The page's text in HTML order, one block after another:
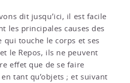
dit jusqu’ici, il est facile
les principales causes des
qui touche le corps et ses
le Repos, ils ne peuvent
effet que de se faire
tant qu’objets ; et suivant